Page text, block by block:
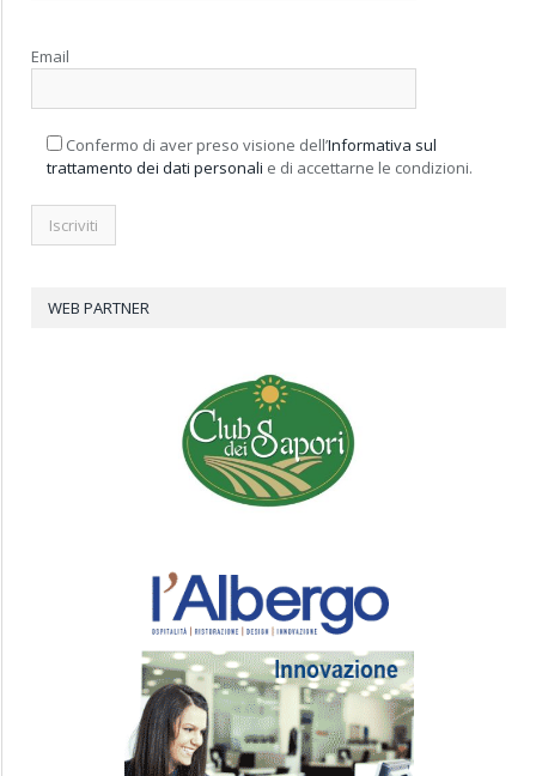
Email
Confermo di aver preso visione dell’Informativa sul
trattamento dei dati personali e di accettarne le condizioni.
WEB PARTNER